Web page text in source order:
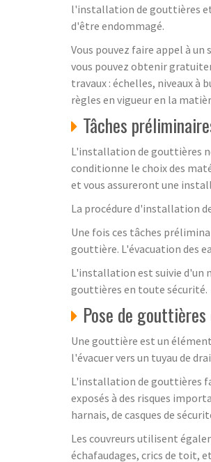
l'installation de gouttières et
d'être endommagé.
Vous pouvez faire appel à
vous pouvez obtenir
travaux : échelles, niveaux
règles en vigueur en la
Tâches
L'installation de gouttières
conditionne le choix des
et vous assureront une
La procédure d'installation
Une fois ces tâches
gouttière. L'évacuation des
L'installation est suivie d'un
gouttières en toute sécurité.
Pose de
Une gouttière est un
l'évacuer vers un tuyau de
L'installation de gouttières
exposés à des risques
harnais, de casques de
Les couvreurs utilisent
échafaudages, crics de toit,